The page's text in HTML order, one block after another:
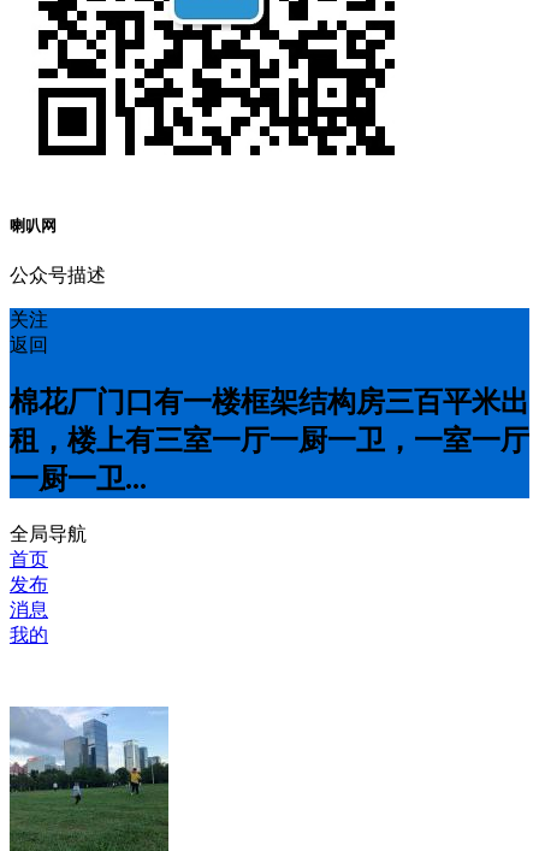
喇叭网
公众号描述
关注
返回
棉花厂门口有一楼框架结构房三百平米出
租，楼上有三室一厅一厨一卫，一室一厅
一厨一卫...
全局导航
首页
发布
消息
我的